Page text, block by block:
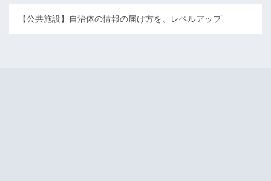
【公共施設】自治体の情報の届け方を、レベルアップ